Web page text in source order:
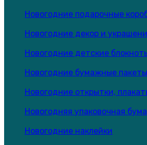
Новогодние подарочные
Новогодние декор и
Новогодние детские
Новогодние бумажные пакеты
Новогодние открытки,
Новогодняя упаковочная
Новогодние наклейки